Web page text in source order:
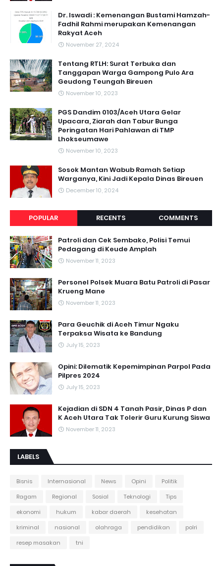
Dr. Iswadi : Kemenangan Bustami Hamzah-
Fadhil Rahmi merupakan Kemenangan
Rakyat Aceh
November 27, 2024
Tentang RTLH: Surat Terbuka dan
Tanggapan Warga Gampong Pulo Ara
Geudong Teungah Bireuen
November 10, 2023
PGS Dandim 0103/Aceh Utara Gelar
Upacara, Ziarah dan Tabur Bunga
Peringatan Hari Pahlawan di TMP
Lhokseumawe
November 10, 2023
Sosok Mantan Wabub Ramah Setiap
Warganya, Kini Jadi Kepala Dinas Bireuen
December 10, 2024
POPULAR RECENTS COMMENTS
Patroli dan Cek Sembako, Polisi Temui
Pedagang di Keude Amplah
November 11, 2023
Personel Polsek Muara Batu Patroli di Pasar
Krueng Mane
November 11, 2023
Para Geuchik di Aceh Timur Ngaku
Terpaksa Wisata ke Bandung
July 15, 2023
Opini: Dilematik Kepemimpinan Parpol Pada
Pilpres 2024
July 15, 2023
Kejadian di SDN 4 Tanah Pasir, Dinas P dan
K Aceh Utara Tak Tolerir Guru Kurung Siswa
November 11, 2023
LABELS
Bisnis Internasional News Opini
Politik
Ragam
Regional Sosial Teknologi
Tips
ekonomi
hukum kabar daerah
kesehatan
kriminal
nasional olahraga pendidikan
polri
resep masakan
tni